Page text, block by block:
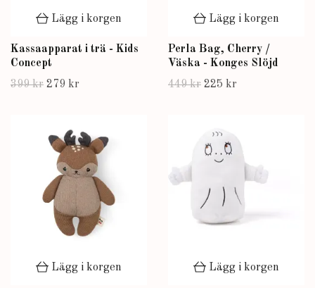
Lägg i korgen
Kassaapparat i trä - Kids
Concept
399 kr 279 kr
Lägg i korgen
Perla Bag, Cherry /
Väska - Konges Slöjd
449 kr 225 kr
Lägg i korgen Lägg i korgen